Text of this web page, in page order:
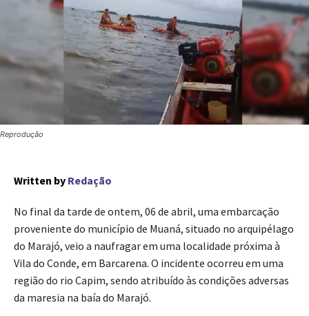
Reprodução
Written by Redação
No final da tarde de ontem, 06 de abril, uma embarcação
proveniente do município de Muaná, situado no arquipélago
do Marajó, veio a naufragar em uma localidade próxima à
Vila do Conde, em Barcarena. O incidente ocorreu em uma
região do rio Capim, sendo atribuído às condições adversas
da maresia na baía do Marajó.